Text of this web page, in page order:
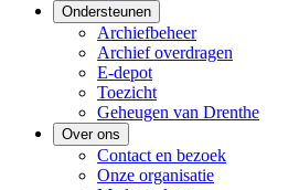
Ondersteunen
Archiefbeheer
Archief overdragen
E-depot
Toezicht
Geheugen van Drenthe
Over ons
Contact en bezoek
Onze organisatie